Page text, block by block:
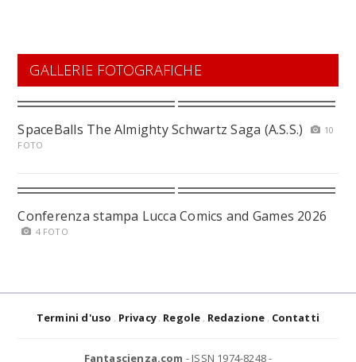
GALLERIE FOTOGRAFICHE
SpaceBalls The Almighty Schwartz Saga (A.S.S.)
10
FOTO
Conferenza stampa Lucca Comics and Games 2026
4 FOTO
Termini d'uso Privacy Regole Redazione Contatti
Fantascienza.com - ISSN 1974-8248 -